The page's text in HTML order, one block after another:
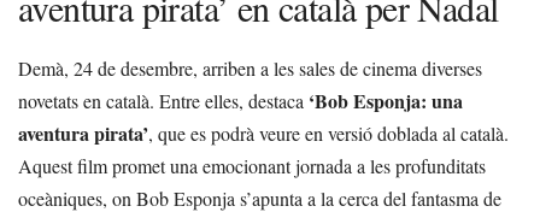
Demà, 24 de desembre, arriben a les sales de cinema diverses
novetats en català. Entre elles, destaca ‘Bob Esponja: una
aventura pirata’, que es podrà veure en versió doblada al català.
Aquest film promet una emocionant jornada a les profunditats
oceàniques, on Bob Esponja s’apunta a la cerca del fantasma de